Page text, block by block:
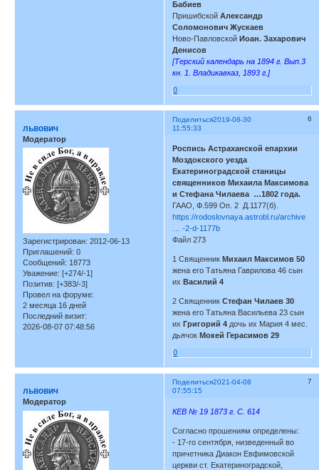
Бабиев
ПришибскойАлександр
Соломонович Жускаев
Ново-ПавловскойИоан. Захарович
Денисов
[Терский календарь на 1894 г. Вып.3
кн. 1. Владикавказ, 1893 г.]
0
Поделиться 6
2019-08-30
11:55:33
львович
Модератор
Зарегистрирован: 2012-06-13
Приглашений: 0
Сообщений: 18773
Уважение: [+274/-1]
Позитив: [+383/-3]
Провел на форуме:
2 месяца 16 дней
Последний визит:
2026-08-07 07:48:56
Роспись Астраханской епархии
Моздокского уезда
Екатериноградской станицы
священников Михаила Максимова
и Стефана Чилаева …1802 года.
ГААО, Ф.599 Оп. 2 Д.1177(б).
https://rodoslovnaya.astrobl.ru/archive
… -2-d-1177b
Файл 273
1 Священник Михаил Максимов 50
жена его Татьяна Гаврилова 46 сын
их Василий 4
2 СвященникСтефан Чилаев 30
жена его Татьяна Васильева 23 сын
их Григорий 4 дочь их Мария 4 мес.
дьячок Мокей Герасимов 29
0
Поделиться 7
2021-04-08
07:55:15
львович
Модератор
КЕВ № 19 1873 г. С. 614
Согласно прошениям определены:
- 17-го сен­тября, низведенный во
причетника Диакон Евфимовской
церкви ст. Екатериноградской,